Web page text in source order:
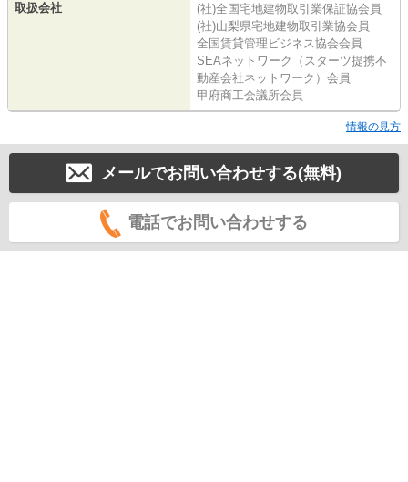
取扱会社
(社)全国宅地建物取引業保証協会員
(社)山梨県宅地建物取引業協会員
全国賃貸管理ビジネス協会会員
SEAネットワーク（スターツ提携不
動産会社ネットワーク）会員
甲府商工会議所会員
情報の見方
メールでお問い合わせする(無料)
電話でお問い合わせする